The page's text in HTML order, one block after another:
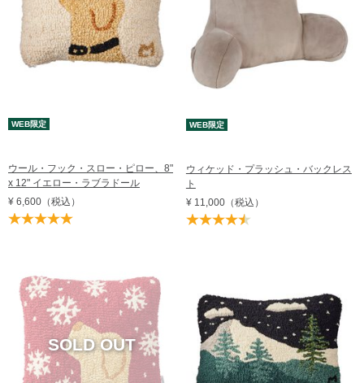
WEB限定
ウール・フック・スロー・ピロー、8"
x 12" イエロー・ラブラドール
¥ 6,600 （税込）
WEB限定
ウィケッド・プラッシュ・バックレス
ト
¥ 11,000（税込）